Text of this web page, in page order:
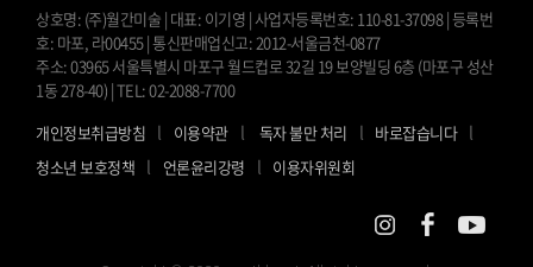
상호명: (주)월간미술 | 대표: 이기영 | 사업자등록번호: 110-81-37098 | 등록번
호: 마포, 라00455 | 통신판매업신고: 2012-서울금천-0877
주소: 03965 서울특별시 마포구 월드컵로 32길 19 보양빌딩 6층 (마포구 성산
1동 278-40) | TEL: 02-2088-7700
개인정보취급방침 l 이용약관 l 독자 불만 처리 l 바로잡습니다 l
청소년 보호정책 l 언론윤리강령 l 이용자위원회